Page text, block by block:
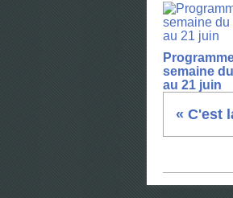
semaine
au 21 juin
« C'est